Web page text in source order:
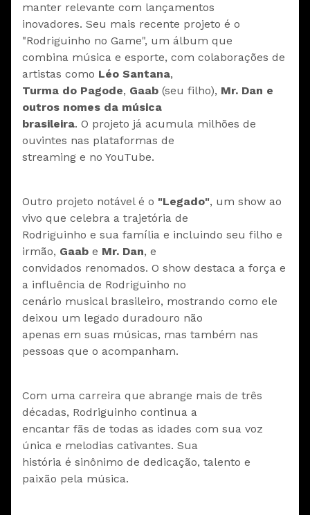
manter relevante com lançamentos
inovadores. Seu mais recente projeto é o
"Rodriguinho no Game", um álbum que
combina música e esporte, com colaborações de
artistas como Léo Santana,
Turma do Pagode, Gaab (seu filho), Mr. Dan e
outros nomes da música
brasileira. O projeto já acumula milhões de
ouvintes nas plataformas de
streaming e no YouTube.
Outro projeto notável é o "Legado", um show ao
vivo que celebra a trajetória de
Rodriguinho e sua família e incluindo seu filho e
irmão, Gaab e Mr. Dan, e
convidados renomados. O show destaca a força e
a influência de Rodriguinho no
cenário musical brasileiro, mostrando como ele
deixou um legado duradouro não
apenas em suas músicas, mas também nas
pessoas que o acompanham.
Com uma carreira que abrange mais de três
décadas, Rodriguinho continua a
encantar fãs de todas as idades com sua voz
única e melodias cativantes. Sua
história é sinônimo de dedicação, talento e
paixão pela música.